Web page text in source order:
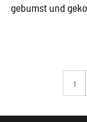
gebumst und
1